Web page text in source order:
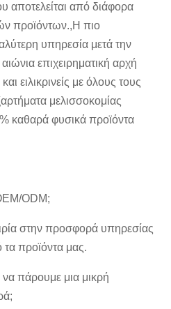
αποτελείται από διάφορα
προϊόντων.,Η πιο
υπηρεσία μετά την
επιχειρηματική αρχή
ειλικρινείς με όλους τους
μελισσοκομίας
καθαρά φυσικά προϊόντα
ODM;
στην προσφορά υπηρεσίας
προϊόντα μας.
πάρουμε μια μικρή